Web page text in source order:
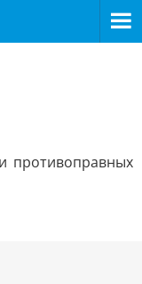
противоправных